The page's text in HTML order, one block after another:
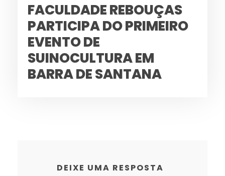
FACULDADE REBOUÇAS
PARTICIPA DO PRIMEIRO
EVENTO DE
SUINOCULTURA EM
BARRA DE SANTANA
DEIXE UMA RESPOSTA